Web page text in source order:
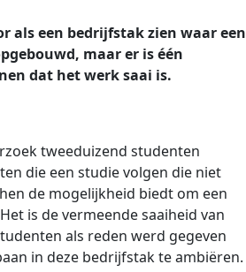
als een bedrijfstak zien waar een
maar er is één
dat het werk saai is.
tweeduizend studenten
die een studie volgen die niet
de mogelijkheid biedt om een
is de vermeende saaiheid van
als reden werd gegeven
in deze bedrijfstak te ambiëren.